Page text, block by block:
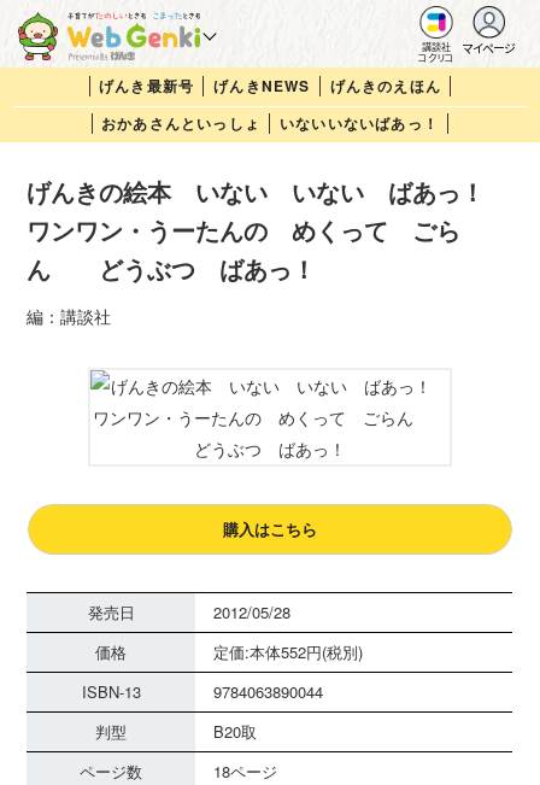
講談社
コクリコ
マイページ
げんき最新号 げんきNEWS
げんきのえほん
おかあさんといっしょ
いないいないばあっ！
げんきの絵本 いない いない ばあっ！
ワンワン・うーたんの めくって ごら
ん どうぶつ ばあっ！
編：講談社
購入はこちら
発売日
2012/05/28
価格
定価:本体552円(税別)
ISBN-13
9784063890044
判型
B20取
ページ数
18ページ